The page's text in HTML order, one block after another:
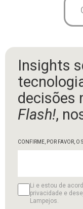
Insights
decisões
Flash!,
CONFIRME, POR FAVOR, O
Li e estou de
privacidade e
Lampejos.